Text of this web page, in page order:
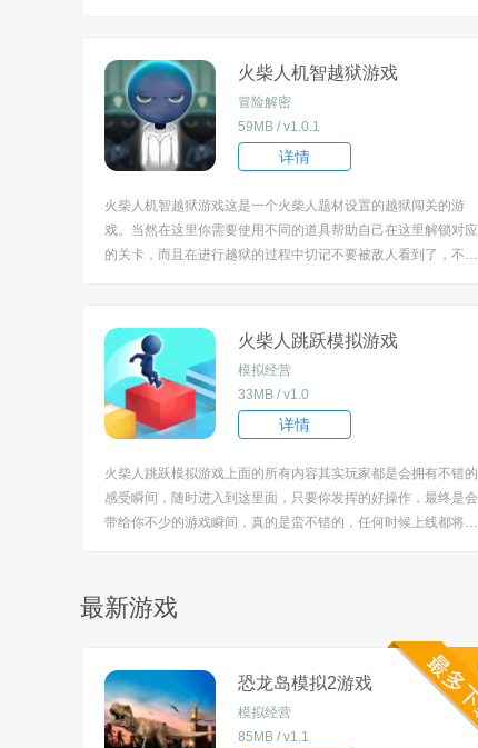
现； 2、英...
火柴人机智越狱游戏
冒险解密
59MB / v1.0.1
详情
火柴人机智越狱游戏这是一个火柴人题材设置的越狱闯关的游
戏。当然在这里你需要使用不同的道具帮助自己在这里解锁对应
的关卡，而且在进行越狱的过程中切记不要被敌人看到了，不然
主线任务，才能进行越...
火柴人跳跃模拟游戏
模拟经营
33MB / v1.0
详情
火柴人跳跃模拟游戏上面的所有内容其实玩家都是会拥有不错的
感受瞬间，随时进入到这里面，只要你发挥的好操作，最终是会
带给你不少的游戏瞬间，真的是蛮不错的，任何时候上线都将会
在你好好的感受了之...
最新游戏
恐龙岛模拟2游戏
模拟经营
85MB / v1.1